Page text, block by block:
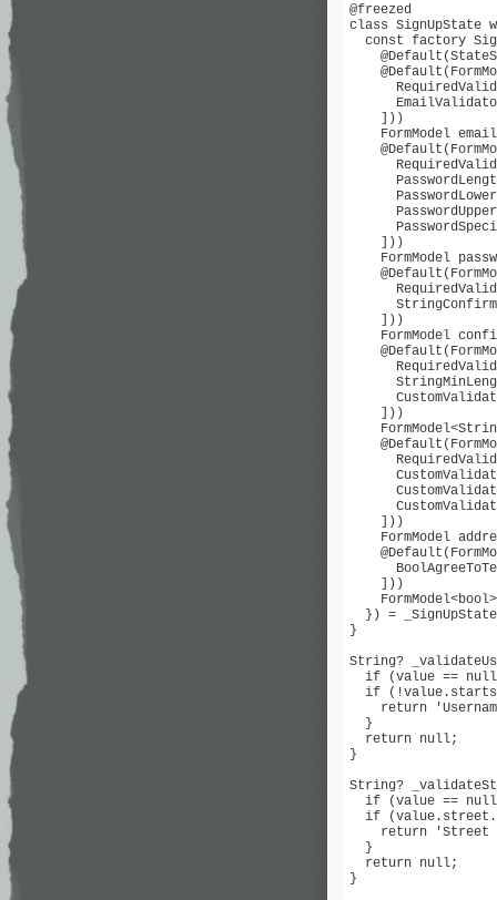
@freezed
class SignUpState
const factory
    ]))
FormModel
    ]))
FormModel
    ]))
FormModel
    ]))
    ]))
FormModel
    ]))
}) =
}
String?
if (value ==
if
return
  }
  return null;
}
String?
if (value ==
if
return 'Street
  }
  return null;
}